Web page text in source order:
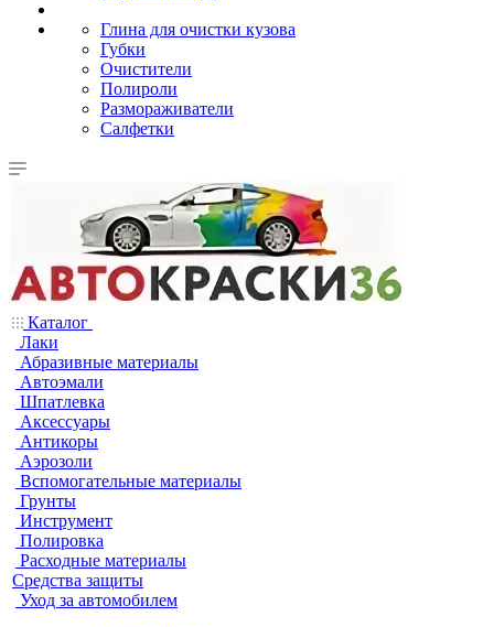
Глина для очистки кузова
Губки
Очистители
Полироли
Размораживатели
Салфетки
Каталог
Лаки
Абразивные материалы
Автоэмали
Шпатлевка
Аксессуары
Антикоры
Аэрозоли
Вспомогательные материалы
Грунты
Инструмент
Полировка
Расходные материалы
Средства защиты
Уход за автомобилем